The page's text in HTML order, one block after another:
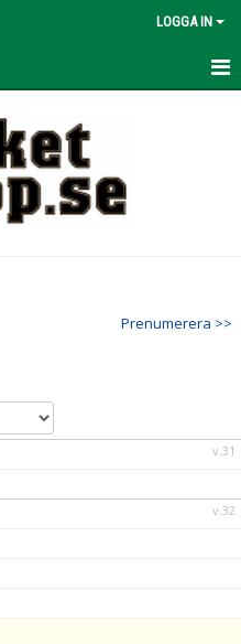
LOGGA IN
Prenumerera >>
v.31
v.32